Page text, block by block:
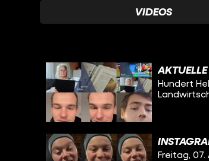
VIDEOS
Hundert
Freitag,